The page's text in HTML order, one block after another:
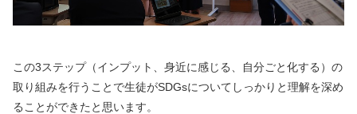
この3ステップ（インプット、身近に感じる、自分ごと化する）の
取り組みを行うことで生徒がSDGsについてしっかりと理解を深め
ることができたと思います。